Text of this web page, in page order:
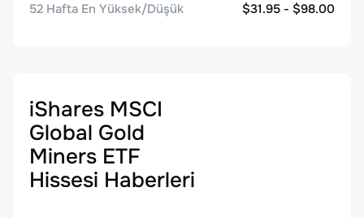
52 Hafta En Yüksek/Düşük
$31.95 - $98.00
iShares MSCI
Global Gold
Miners ETF
Hissesi Haberleri